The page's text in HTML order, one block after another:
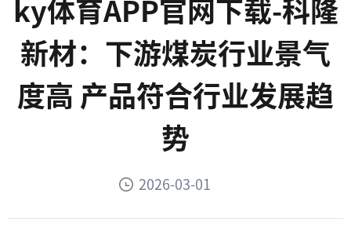
ky体育APP官网下载-科隆
新材：下游煤炭行业景气
度高 产品符合行业发展趋
势
2026-03-01